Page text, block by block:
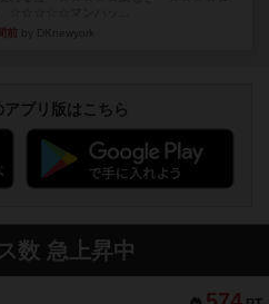
前
プリ版はこちら
数 急上昇中